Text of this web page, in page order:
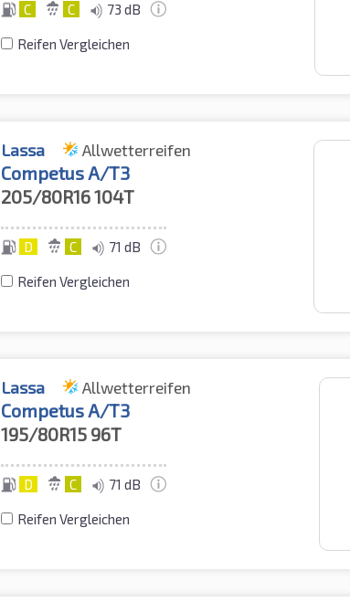
C C 73 dB
Reifen Vergleichen
Lassa Allwetterreifen
Competus A/T3
205/80R16104T
D C 71 dB
Reifen Vergleichen
Lassa Allwetterreifen
Competus A/T3
195/80R15 96T
D C 71 dB
Reifen Vergleichen